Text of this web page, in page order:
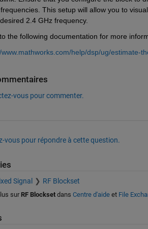
This setup will allow you to
2.4 GHz frequency.
the following documentation for more
www.mathworks.com/help/dsp/ug/estimate-
vous pour commenter.
vous pour répondre à cette question.
Signal RF Blockset
sur RF Blocksetdans Centre d'aideet File